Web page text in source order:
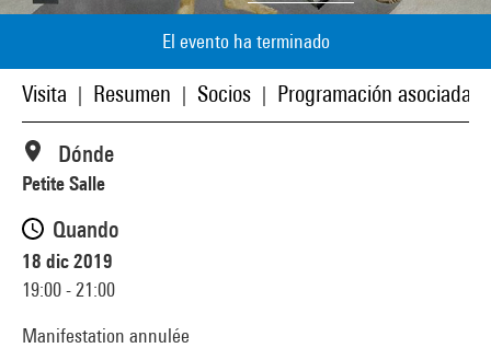
El evento ha terminado
Visita Resumen Socios Programación asociada
Dónde
Petite Salle
Quando
18 dic 2019
19:00 - 21:00
Manifestation annulée